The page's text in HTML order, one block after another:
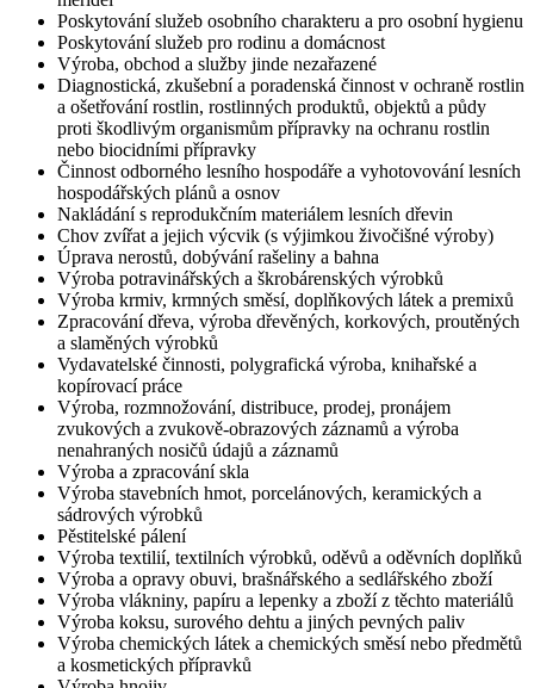
Poskytování služeb osobního charakteru a pro osobní hygienu
Poskytování služeb pro rodinu a domácnost
Výroba, obchod a služby jinde nezařazené
Diagnostická, zkušební a poradenská činnost v ochraně rostlin
a ošetřování rostlin, rostlinných produktů, objektů a půdy
proti škodlivým organismům přípravky na ochranu rostlin
nebo biocidními přípravky
Činnost odborného lesního hospodáře a vyhotovování lesních
hospodářských plánů a osnov
Nakládání s reprodukčním materiálem lesních dřevin
Chov zvířat a jejich výcvik (s výjimkou živočišné výroby)
Úprava nerostů, dobývání rašeliny a bahna
Výroba potravinářských a škrobárenských výrobků
Výroba krmiv, krmných směsí, doplňkových látek a premixů
Zpracování dřeva, výroba dřevěných, korkových, proutěných
a slaměných výrobků
Vydavatelské činnosti, polygrafická výroba, knihařské a
kopírovací práce
Výroba, rozmnožování, distribuce, prodej, pronájem
zvukových a zvukově-obrazových záznamů a výroba
nenahraných nosičů údajů a záznamů
Výroba a zpracování skla
Výroba stavebních hmot, porcelánových, keramických a
sádrových výrobků
Pěstitelské pálení
Výroba textilií, textilních výrobků, oděvů a oděvních doplňků
Výroba a opravy obuvi, brašnářského a sedlářského zboží
Výroba vlákniny, papíru a lepenky a zboží z těchto materiálů
Výroba koksu, surového dehtu a jiných pevných paliv
Výroba chemických látek a chemických směsí nebo předmětů
a kosmetických přípravků